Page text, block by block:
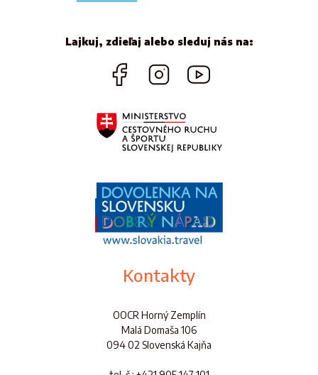
Lajkuj, zdieľaj alebo sleduj nás na:
Kontakty
OOCR Horný Zemplín
Malá Domaša 106
094 02 Slovenská Kajňa